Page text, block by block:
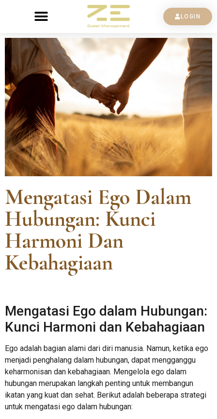
LOGIN
Mengatasi Ego Dalam
Hubungan: Kunci
Harmoni Dan
Kebahagiaan
Mengatasi Ego dalam Hubungan:
Kunci Harmoni dan Kebahagiaan
Ego adalah bagian alami dari diri manusia. Namun, ketika ego
menjadi penghalang dalam hubungan, dapat mengganggu
keharmonisan dan kebahagiaan. Mengelola ego dalam
hubungan merupakan langkah penting untuk membangun
ikatan yang kuat dan sehat. Berikut adalah beberapa strategi
untuk mengatasi ego dalam hubungan: